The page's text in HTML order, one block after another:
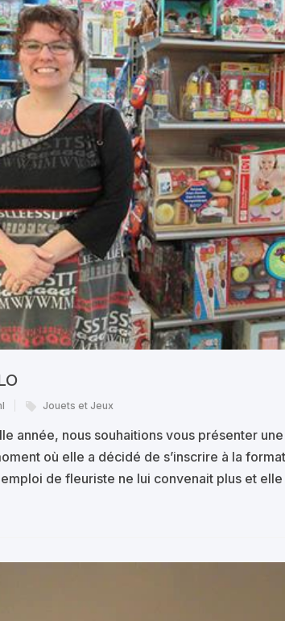
Jouets et Jeux
année, nous souhaitions vous présenter
où elle a décidé de s’inscrire à la
emploi de fleuriste ne lui convenait plus et